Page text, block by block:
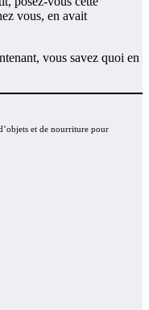
vous, en avait
vous savez quoi en
et de nourriture pour